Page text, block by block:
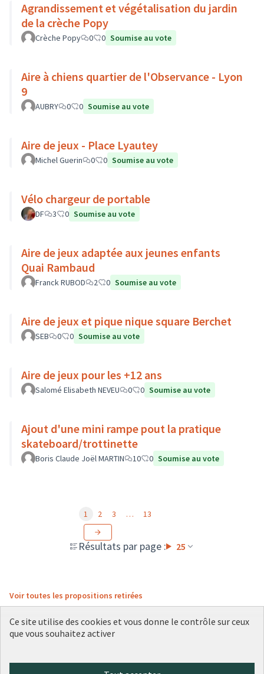
Agrandissement et végétalisation du jardin
de la crèche Popy
Crèche Popy 0 0 Soumise au vote
Aire à chiens quartier de l'Observance - Lyon
9
AUBRY 0 0 Soumise au vote
Aire de jeux - Place Lyautey
Michel Guerin 0 0 Soumise au vote
Vélo chargeur de portable
DF 3 0 Soumise au vote
Aire de jeux adaptée aux jeunes enfants
Quai Rambaud
Franck RUBOD 2 0 Soumise au vote
Aire de jeux et pique nique square Berchet
SEB 0 0 Soumise au vote
Aire de jeux pour les +12 ans
Salomé Elisabeth NEVEU 0 0 Soumise au vote
Ajout d'une mini rampe pout la pratique
skateboard/trottinette
Boris Claude Joël MARTIN 10 0 Soumise au vote
Résultats par page : 25
1 2 3 … 13
Voir toutes les propositions retirées
Ce site utilise des cookies et vous donne le contrôle sur ceux
que vous souhaitez activer